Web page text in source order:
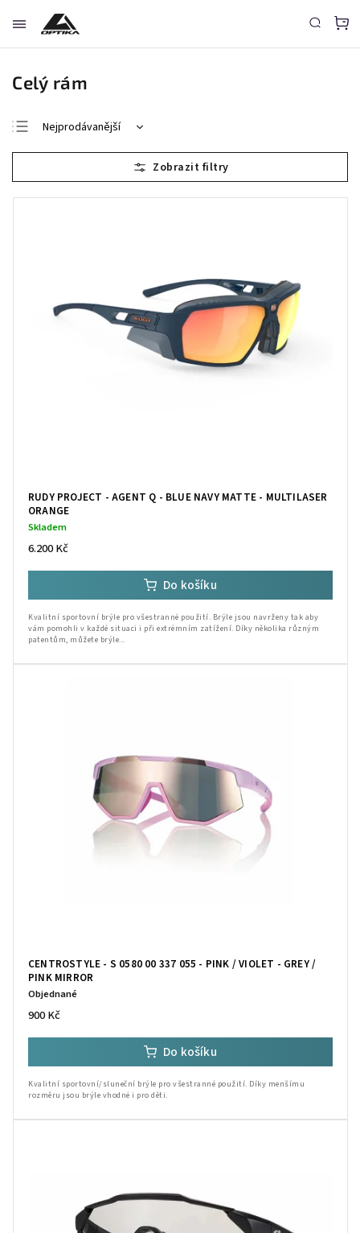
Celý rám
Nejprodávanější
Nejlevnější
Nejdražší
RUDY PROJECT - AGENT Q - BLUE NAVY MATTE - MULTILASER
ORANGE
Skladem
6.200 Kč
Do košíku
Kvalitní sportovní brýle pro všestranné použití. Brýle jsou navrženy tak aby
vám pomohli v každé situaci i při extrémním zatížení. Díky několika různým
patentům, můžete brýle...
CENTROSTYLE - S 0580 00 337 055 - PINK / VIOLET - GREY /
PINK MIRROR
Objednané
900 Kč
Do košíku
Kvalitní sportovní/sluneční brýle pro všestranné použití. Díky menšímu